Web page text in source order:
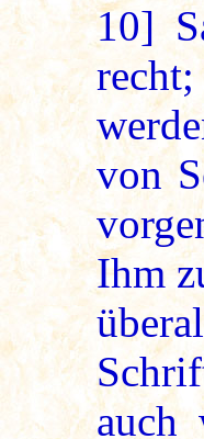
10]
von
Ihm
auch